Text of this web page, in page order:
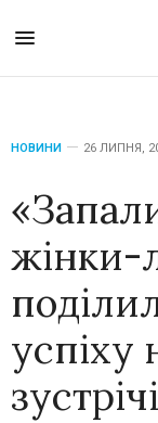
НОВИНИ 26 ЛИПНЯ,
жінки-
успіху